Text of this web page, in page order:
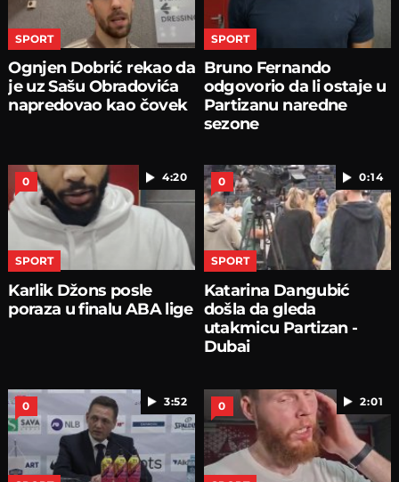
SPORT
Ognjen Dobrić rekao da
je uz Sašu Obradovića
napredovao kao čovek
SPORT
Bruno Fernando
odgovorio da li ostaje u
Partizanu naredne
sezone
4:20
0
SPORT
Karlik Džons posle
poraza u finalu ABA lige
0:14
0
SPORT
Katarina Dangubić
došla da gleda
utakmicu Partizan -
Dubai
3:52
0 2:01
0